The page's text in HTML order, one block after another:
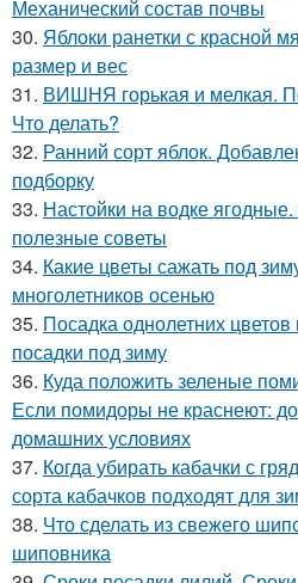
Механический состав почвы
30. Яблоки ранетки с красной
размер и вес
31. ВИШНЯ горькая и мелкая.
Что делать?
32. Ранний сорт яблок.
подборку
33. Настойки на водке
полезные советы
34. Какие цветы сажать под
многолетников осенью
35. Посадка однолетних
посадки под зиму
36. Куда положить зеленые
Если помидоры не краснеют:
домашних условиях
37. Когда убирать кабачки с
сорта кабачков подходят для
38. Что сделать из свежего
шиповника